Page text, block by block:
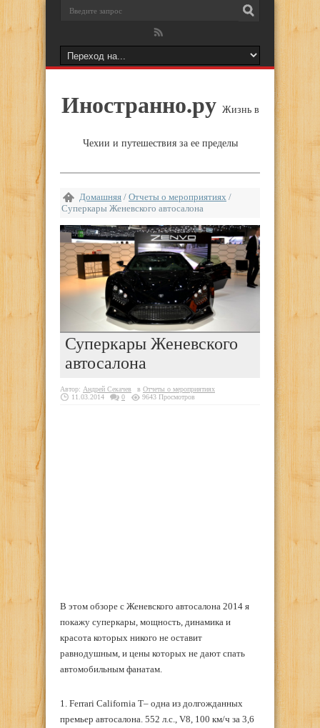
Иностранно.ру Жизнь в
Чехии и путешествия за ее пределы
Домашняя / Отчеты о мероприятиях /
Суперкары Женевского автосалона
Суперкары Женевского
автосалона
Автор: Андрей Секачев в Отчеты о мероприятиях
11.03.2014
0 9643 Просмотров
В этом обзоре с Женевского автосалона 2014 я
покажу суперкары, мощность, динамика и
красота которых никого не оставит
равнодушным, и цены которых не дают спать
автомобильным фанатам.
1. Ferrari California T– одна из долгожданных
премьер автосалона. 552 л.с., V8, 100 км/ч за 3,6